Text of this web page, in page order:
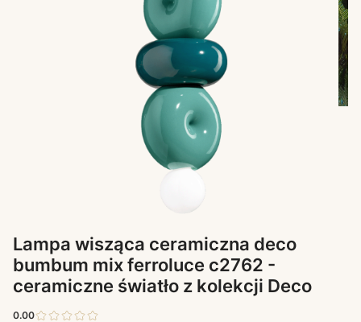
Lampa wisząca ceramiczna deco
bumbum mix ferroluce c2762 -
ceramiczne światło z kolekcji Deco
0.00